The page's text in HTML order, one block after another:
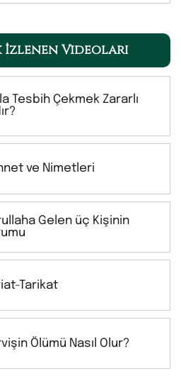
İzlenen Videoları
Tesbih Çekmek Zararlı
ve Nimetleri
Gelen üç Kişinin
Tarikat
Ölümü Nasıl Olur?